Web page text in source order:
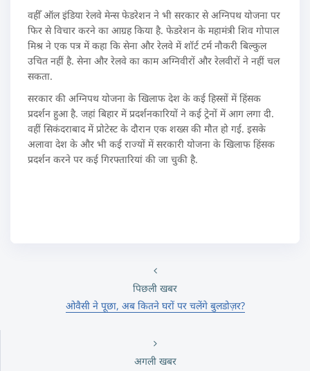
वहीँ ऑल इंडिया रेलवे मेन्स फेडरेशन ने भी सरकार से अग्निपथ योजना पर
फिर से विचार करने का आग्रह किया है. फेडरेशन के महामंत्री शिव गोपाल
मिश्र ने एक पत्र में कहा कि सेना और रेलवे में शॉर्ट टर्म नौकरी बिल्कुल
उचित नहीं है. सेना और रेलवे का काम अग्निवीरों और रेलवीरों ने नहीं चल
सकता.
सरकार की अग्निपथ योजना के खिलाफ देश के कई हिस्सों में हिंसक
प्रदर्शन हुआ है. जहां बिहार में प्रदर्शनकारियों ने कई ट्रेनों में आग लगा दी.
वहीं सिकंदराबाद में प्रोटेस्ट के दौरान एक शख्स की मौत हो गई. इसके
अलावा देश के और भी कई राज्यों में सरकारी योजना के खिलाफ हिंसक
प्रदर्शन करने पर कई गिरफ्तारियां की जा चुकी है.
पिछली खबर
ओवैसी ने पूछा, अब कितने घरों पर चलेंगे बुलडोज़र?
अगली खबर